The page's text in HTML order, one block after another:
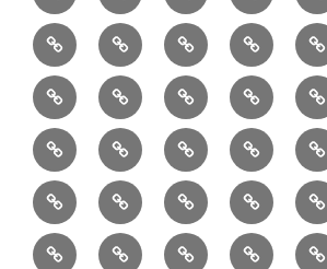
エ
リ
ー
れ
Ｂ
教
室
読
書
食・
健
康
リ
フ
ォ
ー
ム
コ
ー
デ
で
販
売
中
の
ハ
ン
ド
メ
②
半
月
型
③
巾
着
袋
（縦
長）
④
巾
着
袋
（小）
⑤
巾
着
シ
ョ
ル
ダ
ー
⑥
小
動
物
用
小
物
⑧
メ
ッ
セ
ン
ジ
ャ
⑨
ミ
シ
ン
カ
バ
ー
⑩
マ
チ
無
し
シ
ョ
⑪
マ
ス
ク
⑫
ポ
ー
チ
⑭
ボ
ッ
ク
ス
⑮
ボ
ス
ト
ン
⑯
ヘ
ル
メ
ッ
⑰
ピ
ン
タ
ッ
⑱
ビ
ジ
ネ
ス
⑳
ハ
ン
お
取
引
お
問
合
デ
ジ
タ
デ
ジ
タ
プ
ラ
ル
レ
レ